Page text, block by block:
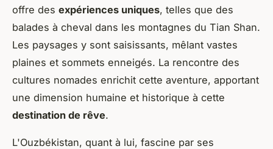
offre des expériences uniques, telles que des
balades à cheval dans les montagnes du Tian Shan.
Les paysages y sont saisissants, mêlant vastes
plaines et sommets enneigés. La rencontre des
cultures nomades enrichit cette aventure, apportant
une dimension humaine et historique à cette
destination de rêve.
L'Ouzbékistan, quant à lui, fascine par ses